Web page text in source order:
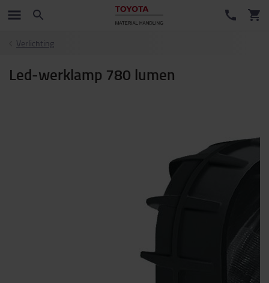
Verlichting
Led-werklamp 780 lumen